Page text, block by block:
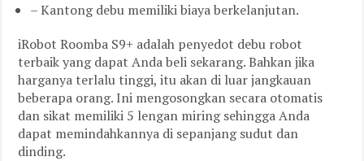
– Kantong debu memiliki biaya berkelanjutan.
iRobot Roomba S9+ adalah penyedot debu robot
terbaik yang dapat Anda beli sekarang. Bahkan jika
harganya terlalu tinggi, itu akan di luar jangkauan
beberapa orang. Ini mengosongkan secara otomatis
dan sikat memiliki 5 lengan miring sehingga Anda
dapat memindahkannya di sepanjang sudut dan
dinding.